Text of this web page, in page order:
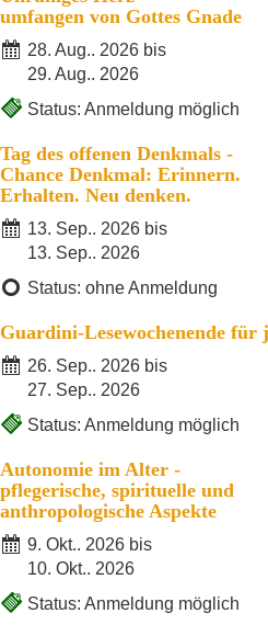
umfangen von Gottes Gnade
28. Aug.. 2026 bis
29. Aug.. 2026
Status: Anmeldung möglich
Tag des offenen Denkmals -
Chance Denkmal: Erinnern.
Erhalten. Neu denken.
13. Sep.. 2026 bis
13. Sep.. 2026
Status: ohne Anmeldung
Guardini-Lesewochenende für
26. Sep.. 2026 bis
27. Sep.. 2026
Status: Anmeldung möglich
Autonomie im Alter -
pflegerische, spirituelle und
anthropologische Aspekte
9. Okt.. 2026 bis
10. Okt.. 2026
Status: Anmeldung möglich